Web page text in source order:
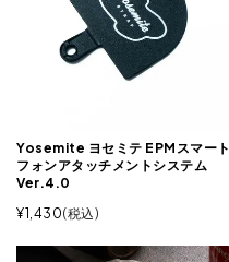
Yosemite ヨセミテ EPMスマート
フォンアタッチメントシステム
Ver.4.0
¥1,430 税込